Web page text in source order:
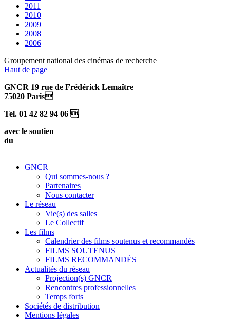
2011
2010
2009
2008
2006
Groupement national des cinémas de recherche
Haut de page
GNCR 19 rue de Frédérick Lemaître
75020 Paris
Tel. 01 42 82 94 06 
avec le soutien
du
GNCR
Qui sommes-nous ?
Partenaires
Nous contacter
Le réseau
Vie(s) des salles
Le Collectif
Les films
Calendrier des films soutenus et recommandés
FILMS SOUTENUS
FILMS RECOMMANDÉS
Actualités du réseau
Projection(s) GNCR
Rencontres professionnelles
Temps forts
Sociétés de distribution
Mentions légales